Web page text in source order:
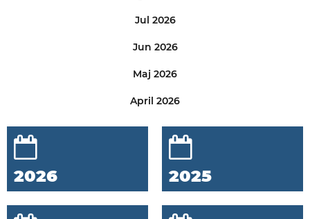
Jul 2026
Jun 2026
Maj 2026
April 2026
2026 2025